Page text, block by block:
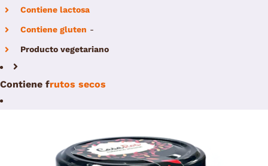
Contiene lactosa
Contiene gluten -
Producto vegetariano
Contiene frutos secos